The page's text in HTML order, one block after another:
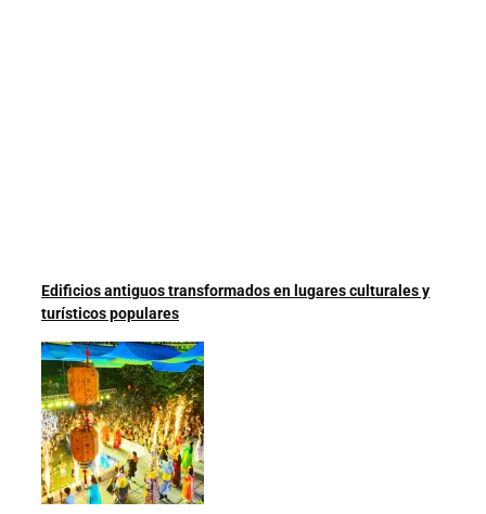
Edificios antiguos transformados en lugares culturales y
turísticos populares